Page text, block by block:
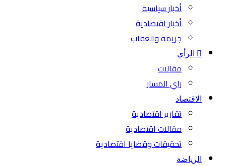
أخبار سياسية
أخبار اقتصادية
جريمة والعقاب
الرأي
مقالات
راي المسار
الاقتصاد
تقارير اقتصادية
مقالات اقتصادية
تحقيقات وقضايا اقتصادية
الرياضة